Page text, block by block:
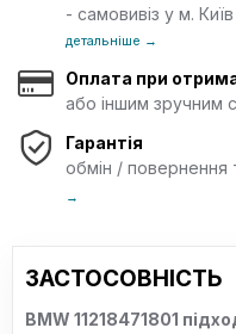
- самовивіз у м. Київ
детальніше →
Оплата при
або іншим зручним
Гарантія
обмін / повернення
→
ЗАСТОСОВНІСТЬ
BMW 11218471801